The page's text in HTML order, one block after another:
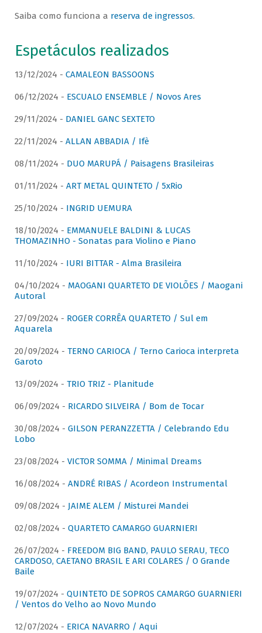
Saiba como funciona a reserva de ingressos.
Espetáculos realizados
13/12/2024 - CAMALEON BASSOONS
06/12/2024 - ESCUALO ENSEMBLE / Novos Ares
29/11/2024 - DANIEL GANC SEXTETO
22/11/2024 - ALLAN ABBADIA / Ifè
08/11/2024 - DUO MARUPÁ / Paisagens Brasileiras
01/11/2024 - ART METAL QUINTETO / 5xRio
25/10/2024 - INGRID UEMURA
18/10/2024 - EMMANUELE BALDINI & LUCAS
THOMAZINHO - Sonatas para Violino e Piano
11/10/2024 - IURI BITTAR - Alma Brasileira
04/10/2024 - MAOGANI QUARTETO DE VIOLÕES / Maogani
Autoral
27/09/2024 - ROGER CORRÊA QUARTETO / Sul em
Aquarela
20/09/2024 - TERNO CARIOCA / Terno Carioca interpreta
Garoto
13/09/2024 - TRIO TRIZ - Planitude
06/09/2024 - RICARDO SILVEIRA / Bom de Tocar
30/08/2024 - GILSON PERANZZETTA / Celebrando Edu
Lobo
23/08/2024 - VICTOR SOMMA / Minimal Dreams
16/08/2024 - ANDRÉ RIBAS / Acordeon Instrumental
09/08/2024 - JAIME ALEM / Misturei Mandei
02/08/2024 - QUARTETO CAMARGO GUARNIERI
26/07/2024 - FREEDOM BIG BAND, PAULO SERAU, TECO
CARDOSO, CAETANO BRASIL E ARI COLARES / O Grande
Baile
19/07/2024 - QUINTETO DE SOPROS CAMARGO GUARNIERI
/ Ventos do Velho ao Novo Mundo
12/07/2024 - ERICA NAVARRO / Aqui